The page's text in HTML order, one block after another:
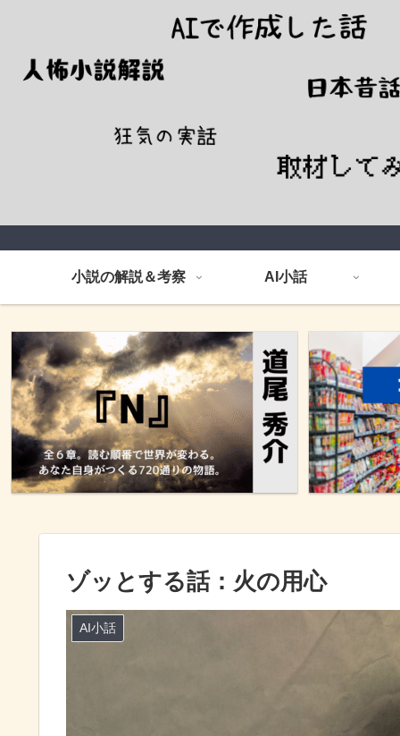
小説の解説＆考察 AI小話
ゾッとする話：火の用心
AI小話